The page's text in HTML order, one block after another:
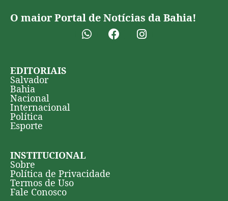
O maior Portal de Notícias da Bahia!
EDITORIAIS
Salvador
Bahia
Nacional
Internacional
Política
Esporte
INSTITUCIONAL
Sobre
Política de Privacidade
Termos de Uso
Fale Conosco